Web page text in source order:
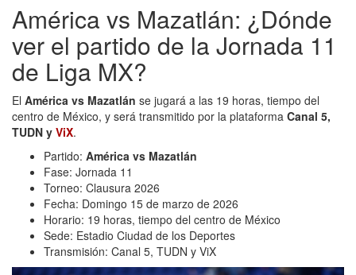
América vs Mazatlán: ¿Dónde
ver el partido de la Jornada 11
de Liga MX?
El América vs Mazatlán se jugará a las 19 horas, tiempo del
centro de México, y será transmitido por la plataforma Canal 5,
TUDN y ViX.
Partido: América vs Mazatlán
Fase: Jornada 11
Torneo: Clausura 2026
Fecha: Domingo 15 de marzo de 2026
Horario: 19 horas, tiempo del centro de México
Sede: Estadio Ciudad de los Deportes
Transmisión: Canal 5, TUDN y ViX